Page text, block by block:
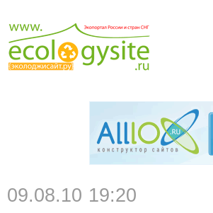
09.08.10 19:20